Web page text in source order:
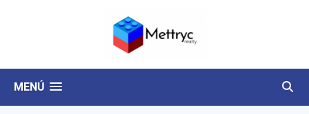
MENÚ